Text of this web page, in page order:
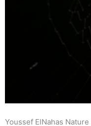
Youssef ElNahas